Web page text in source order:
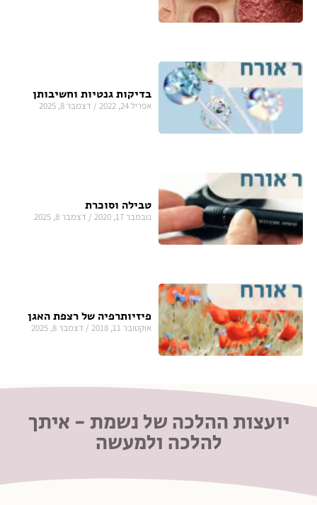
בדיקות גנטיות וחשיבותן
אפריל 24, 2022 דצמבר 8, 2025
טבילה וסוכרת
נובמבר 17, 2020 דצמבר 8, 2025
פיזיותרפיה של רצפת האגן
אוקטובר 11, 2018 דצמבר 8, 2025
יועצות ההלכה של נשמת - איתך
להלכה ולמעשה